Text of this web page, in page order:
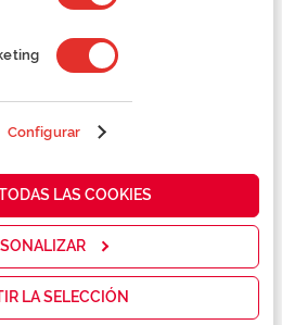
Configurar
LAS COOKIES
LA SELECCIÓN